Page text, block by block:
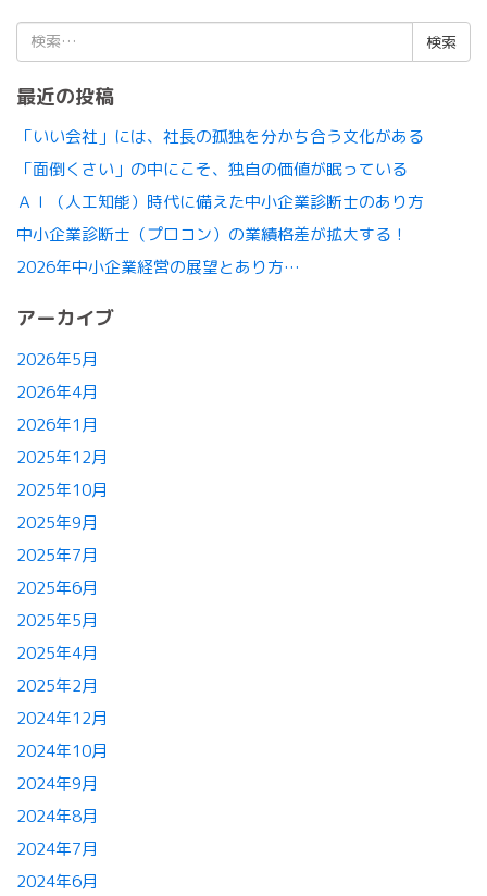
検
索:
最近の投稿
「いい会社」には、社長の孤独を分かち合う文化がある
「面倒くさい」の中にこそ、独自の価値が眠っている
ＡＩ（人工知能）時代に備えた中小企業診断士のあり方
中小企業診断士（プロコン）の業績格差が拡大する！
2026年中小企業経営の展望とあり方…
アーカイブ
2026年5月
2026年4月
2026年1月
2025年12月
2025年10月
2025年9月
2025年7月
2025年6月
2025年5月
2025年4月
2025年2月
2024年12月
2024年10月
2024年9月
2024年8月
2024年7月
2024年6月